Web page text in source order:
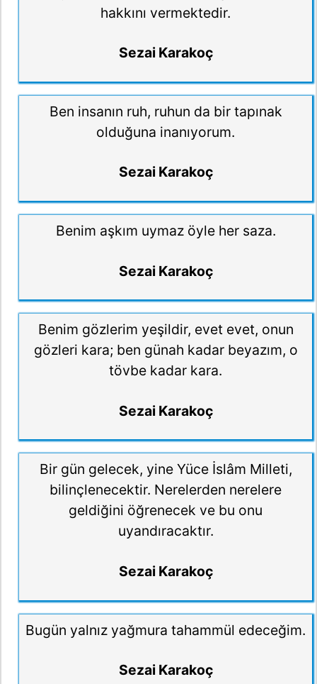
hakkını vermektedir.
Sezai Karakoç
Ben insanın ruh, ruhun da bir tapınak
olduğuna inanıyorum.
Sezai Karakoç
Benim aşkım uymaz öyle her saza.
Sezai Karakoç
Benim gözlerim yeşildir, evet evet, onun
gözleri kara; ben günah kadar beyazım, o
tövbe kadar kara.
Sezai Karakoç
Bir gün gelecek, yine Yüce İslâm Milleti,
bilinçlenecektir. Nerelerden nerelere
geldiğini öğrenecek ve bu onu
uyandıracaktır.
Sezai Karakoç
Bugün yalnız yağmura tahammül edeceğim.
Sezai Karakoç